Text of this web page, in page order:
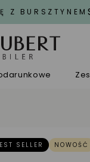
Z BURSZTYNEM
SELLER NOWOŚĆ